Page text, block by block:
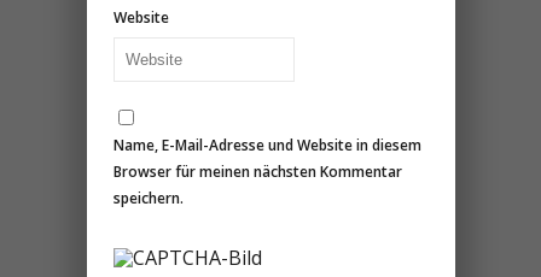
Website
Name, E-Mail-Adresse und Website in diesem
Browser für meinen nächsten Kommentar
speichern.